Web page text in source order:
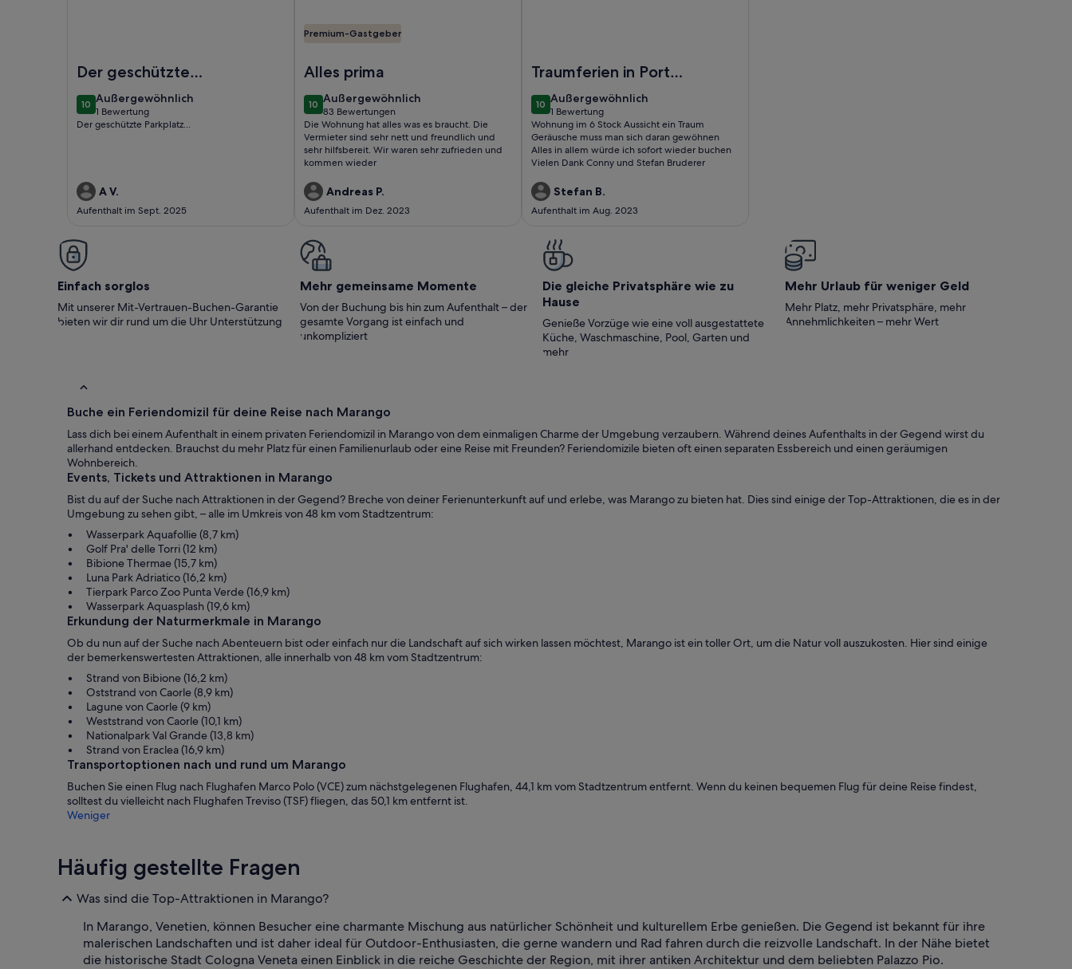
Der geschützte
Parkplatz...
1010 von 10
Außergewöhnlich
außergewöhnlich
1 Bewertung
(1
bewertung)
Der geschützte Parkplatz...
A V.
Aufenthalt im Sept. 2025
Premium-Gastgeber
Alles prima
1010 von 10
Außergewöhnlich
außergewöhnlich
83 Bewertungen
(83
bewertungen)
Die Wohnung hat alles was es braucht. Die
Vermieter sind sehr nett und freundlich und
sehr hilfsbereit. Wir waren sehr zufrieden und
kommen wieder
Andreas P.
Aufenthalt im Dez. 2023
Traumferien in Porto
santa Margeritha
1010 von 10
Außergewöhnlich
außergewöhnlich
1 Bewertung
(1
bewertung)
Wohnung im 6 Stock Aussicht ein Traum
Geräusche muss man sich daran gewöhnen
Alles in allem würde ich sofort wieder buchen
Vielen Dank Conny und Stefan Bruderer
Stefan B.
Aufenthalt im Aug. 2023
Einfach sorglos
Mit unserer Mit-Vertrauen-Buchen-Garantie
bieten wir dir rund um die Uhr Unterstützung
Mehr gemeinsame Momente
Von der Buchung bis hin zum Aufenthalt – der
gesamte Vorgang ist einfach und
unkompliziert
Die gleiche Privatsphäre wie zu
Hause
Genieße Vorzüge wie eine voll ausgestattete
Küche, Waschmaschine, Pool, Garten und
mehr
Mehr Urlaub für weniger Geld
Mehr Platz, mehr Privatsphäre, mehr
Annehmlichkeiten – mehr Wert
Buche ein Feriendomizil für deine Reise nach Marango
Lass dich bei einem Aufenthalt in einem privaten Feriendomizil in Marango von dem einmaligen Charme der Umgebung verzaubern. Während deines Aufenthalts in der Gegend wirst du
allerhand entdecken. Brauchst du mehr Platz für einen Familienurlaub oder eine Reise mit Freunden? Feriendomizile bieten oft einen separaten Essbereich und einen geräumigen
Wohnbereich.
Events, Tickets und Attraktionen in Marango
Bist du auf der Suche nach Attraktionen in der Gegend? Breche von deiner Ferienunterkunft auf und erlebe, was Marango zu bieten hat. Dies sind einige der Top-Attraktionen, die es in der
Umgebung zu sehen gibt, – alle im Umkreis von 48 km vom Stadtzentrum:
Wasserpark Aquafollie (8,7 km)
Golf Pra' delle Torri (12 km)
Bibione Thermae (15,7 km)
Luna Park Adriatico (16,2 km)
Tierpark Parco Zoo Punta Verde (16,9 km)
Wasserpark Aquasplash (19,6 km)
Erkundung der Naturmerkmale in Marango
Ob du nun auf der Suche nach Abenteuern bist oder einfach nur die Landschaft auf sich wirken lassen möchtest, Marango ist ein toller Ort, um die Natur voll auszukosten. Hier sind einige
der bemerkenswertesten Attraktionen, alle innerhalb von 48 km vom Stadtzentrum:
Strand von Bibione (16,2 km)
Oststrand von Caorle (8,9 km)
Lagune von Caorle (9 km)
Weststrand von Caorle (10,1 km)
Nationalpark Val Grande (13,8 km)
Strand von Eraclea (16,9 km)
Transportoptionen nach und rund um Marango
Buchen Sie einen Flug nach Flughafen Marco Polo (VCE) zum nächstgelegenen Flughafen, 44,1 km vom Stadtzentrum entfernt. Wenn du keinen bequemen Flug für deine Reise findest,
solltest du vielleicht nach Flughafen Treviso (TSF) fliegen, das 50,1 km entfernt ist.
Weniger
Häufig gestellte Fragen
Was sind die Top-Attraktionen in Marango?
In Marango, Venetien, können Besucher eine charmante Mischung aus natürlicher Schönheit und kulturellem Erbe genießen. Die Gegend ist bekannt für ihre
malerischen Landschaften und ist daher ideal für Outdoor-Enthusiasten, die gerne wandern und Rad fahren durch die reizvolle Landschaft. In der Nähe bietet
die historische Stadt Cologna Veneta einen Einblick in die reiche Geschichte der Region, mit ihrer antiken Architektur und dem beliebten Palazzo Pio.